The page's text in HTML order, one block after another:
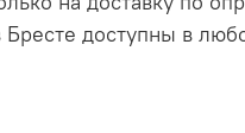
доступны в